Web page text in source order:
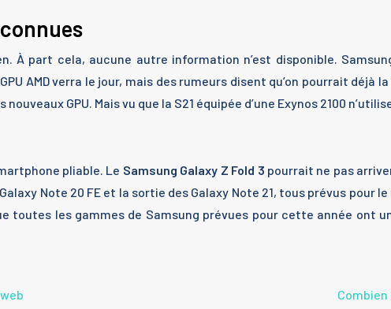
À part cela, aucune autre information n’est disponible.
AMD verra le jour, mais des rumeurs disent qu’on pourrait déjà
GPU. Mais vu que la S21 équipée d’une Exynos 2100
pliable. Le Samsung Galaxy Z Fold 3 pourrait ne pas
Note 20 FE et la sortie des Galaxy Note 21, tous prévus pour
toutes les gammes de Samsung prévues pour cette année ont